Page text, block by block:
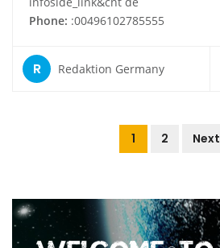
Phone: :00496102785555
R Redaktion Germany
1 2 Next